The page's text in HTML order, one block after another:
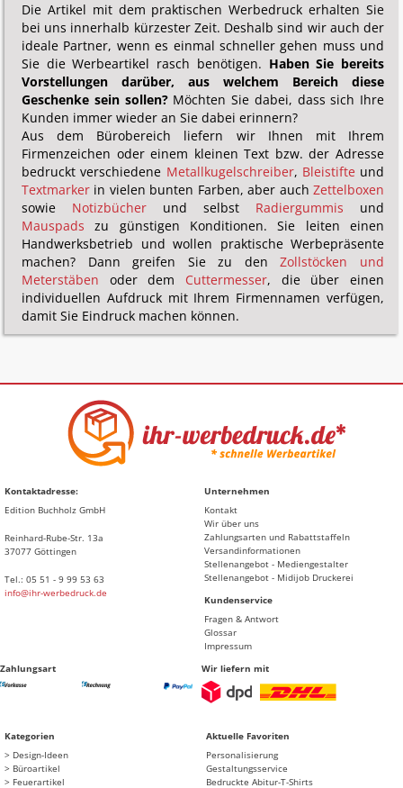
Die Artikel mit dem praktischen Werbedruck erhalten Sie
bei uns innerhalb kürzester Zeit. Deshalb sind wir auch der
ideale Partner, wenn es einmal schneller gehen muss und
Sie die Werbeartikel rasch benötigen. Haben Sie bereits
Vorstellungen darüber, aus welchem Bereich diese
Geschenke sein sollen?Möchten Sie dabei, dass sich Ihre
Kunden immer wieder an Sie dabei erinnern?
Aus dem Bürobereich liefern wir Ihnen mit Ihrem
Firmenzeichen oder einem kleinen Text bzw. der Adresse
bedruckt verschiedene Metallkugelschreiber, Bleistifte und
Textmarker in vielen bunten Farben, aber auch Zettelboxen
sowie Notizbücher und selbst Radiergummis und
Mauspads zu günstigen Konditionen. Sie leiten einen
Handwerksbetrieb und wollen praktische Werbepräsente
machen? Dann greifen Sie zu denZollstöcken und
Meterstäben oder dem Cuttermesser, die über einen
individuellen Aufdruck mit Ihrem Firmennamen verfügen,
damit Sie Eindruck machen können.
Kontaktadresse:
Edition Buchholz GmbH
Reinhard-Rube-Str. 13a
37077 Göttingen
Tel.: 05 51 - 9 99 53 63
info@ihr-werbedruck.de
Unternehmen
Kontakt
Wir über uns
Zahlungsarten und Rabattstaffeln
Versandinformationen
Stellenangebot - Mediengestalter
Stellenangebot - Midijob Druckerei
Kundenservice
Fragen & Antwort
Glossar
Impressum
Wir liefern mit
Zahlungsart
Kategorien
Design-Ideen
Büroartikel
Feuerartikel
Aktuelle Favoriten
Personalisierung
Gestaltungsservice
Bedruckte Abitur-T-Shirts